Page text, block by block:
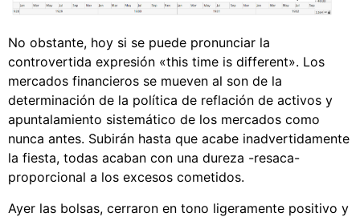
No obstante, hoy si se puede pronunciar la
controvertida expresión «this time is different». Los
mercados financieros se mueven al son de la
determinación de la política de reflación de activos y
apuntalamiento sistemático de los mercados como
nunca antes. Subirán hasta que acabe inadvertidamente
la fiesta, todas acaban con una dureza -resaca-
proporcional a los excesos cometidos.
Ayer las bolsas, cerraron en tono ligeramente positivo y